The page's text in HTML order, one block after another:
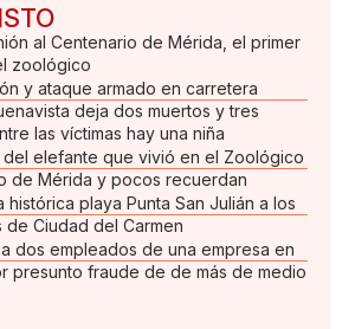
al Centenario de Mérida, el primer
zoológico
y ataque armado en carretera
deja dos muertos y tres
las víctimas hay una niña
del elefante que vivió en el Zoológico
de Mérida y pocos recuerdan
histórica playa Punta San Julián a los
de Ciudad del Carmen
dos empleados de una empresa en
presunto fraude de de más de medio